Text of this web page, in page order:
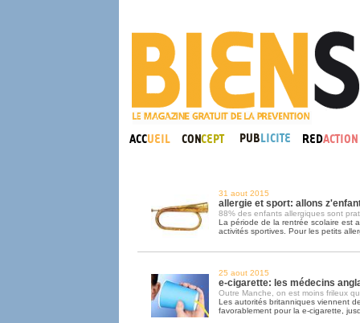
31 aout 2015
allergie et sport: allons
88% des enfants allergiques sont
La période de la rentrée scolaire est
activités sportives. Pour les petits
25 aout 2015
e-cigarette: les médecins
Outre Manche, on est moins frileux
Les autorités britanniques viennent
favorablement pour la e-cigarette,